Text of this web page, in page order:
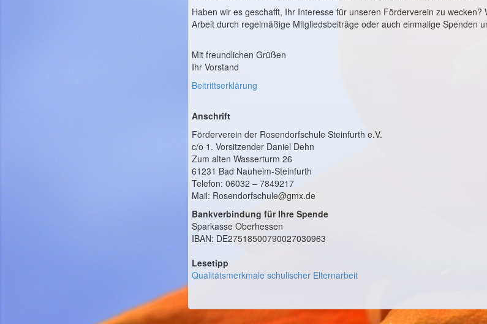
Haben wir es geschafft, Ihr Interesse für unseren Förderverein zu
Arbeit durch regelmäßige Mitgliedsbeiträge oder auch einmalige Spenden
Mit freundlichen Grüßen
Ihr Vorstand
Beitrittserklärung
Anschrift
Förderverein der Rosendorfschule Steinfurth e.V.
c/o 1. Vorsitzender Daniel Dehn
Zum alten Wasserturm 26
61231 Bad Nauheim-Steinfurth
Telefon: 06032 – 7849217
Mail: Rosendorfschule@gmx.de
Bankverbindung für Ihre Spende
Sparkasse Oberhessen
IBAN: DE27518500790027030963
Lesetipp
Qualitätsmerkmale schulischer Elternarbeit